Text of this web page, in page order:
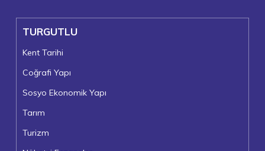
TURGUTLU
Kent Tarihi
Coğrafi Yapı
Sosyo Ekonomik Yapı
Tarım
Turizm